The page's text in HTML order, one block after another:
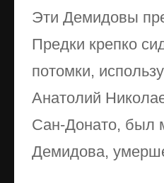
Эти Демидовы
Предки крепко
потомки,
Анатолий
Сан-Донато, был
Демидова,